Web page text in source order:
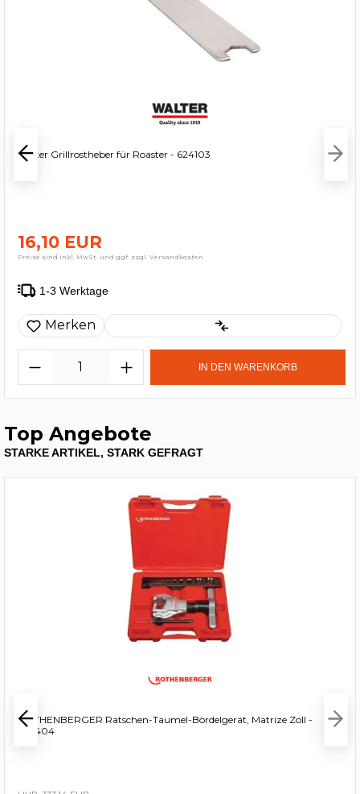
Walter Grillrostheber für Roaster - 624103
16,10 EUR
Preise sind inkl. MwSt. und ggf. zzgl. Versandkosten
1-3 Werktage
Merken
IN DEN WARENKORB
Top Angebote
STARKE ARTIKEL, STARK GEFRAGT
ROTHENBERGER Ratschen-Taumel-Bördelgerät, Matrize Zoll -
222404